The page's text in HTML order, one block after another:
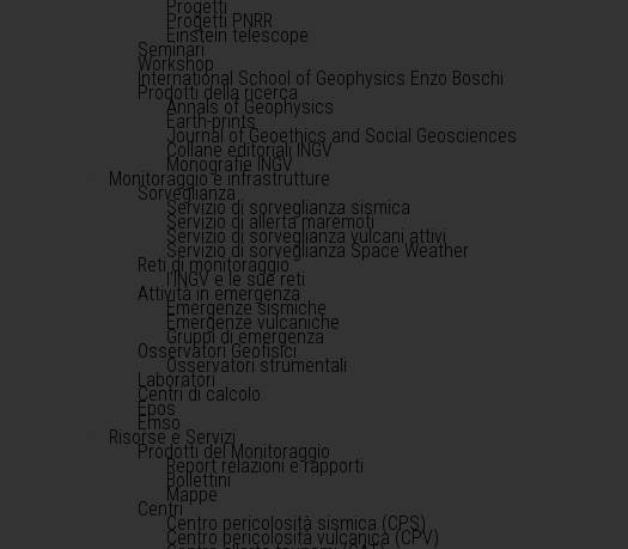
Progetti
Progetti PNRR
Einstein telescope
Seminari
Workshop
International School of Geophysics Enzo Boschi
Prodotti della ricerca
Annals of Geophysics
Earth-prints
Journal of Geoethics and Social Geosciences
Collane editoriali INGV
Monografie INGV
Monitoraggio e infrastrutture
Sorveglianza
Servizio di sorveglianza sismica
Servizio di allerta maremoti
Servizio di sorveglianza vulcani attivi
Servizio di sorveglianza Space Weather
Reti di monitoraggio
l'INGV e le sue reti
Attività in emergenza
Emergenze sismiche
Emergenze vulcaniche
Gruppi di emergenza
Osservatori Geofisici
Osservatori strumentali
Laboratori
Centri di calcolo
Epos
Emso
Risorse e Servizi
Prodotti del Monitoraggio
Report relazioni e rapporti
Bollettini
Mappe
Centri
Centro pericolosità sismica (CPS)
Centro pericolosità vulcanica (CPV)